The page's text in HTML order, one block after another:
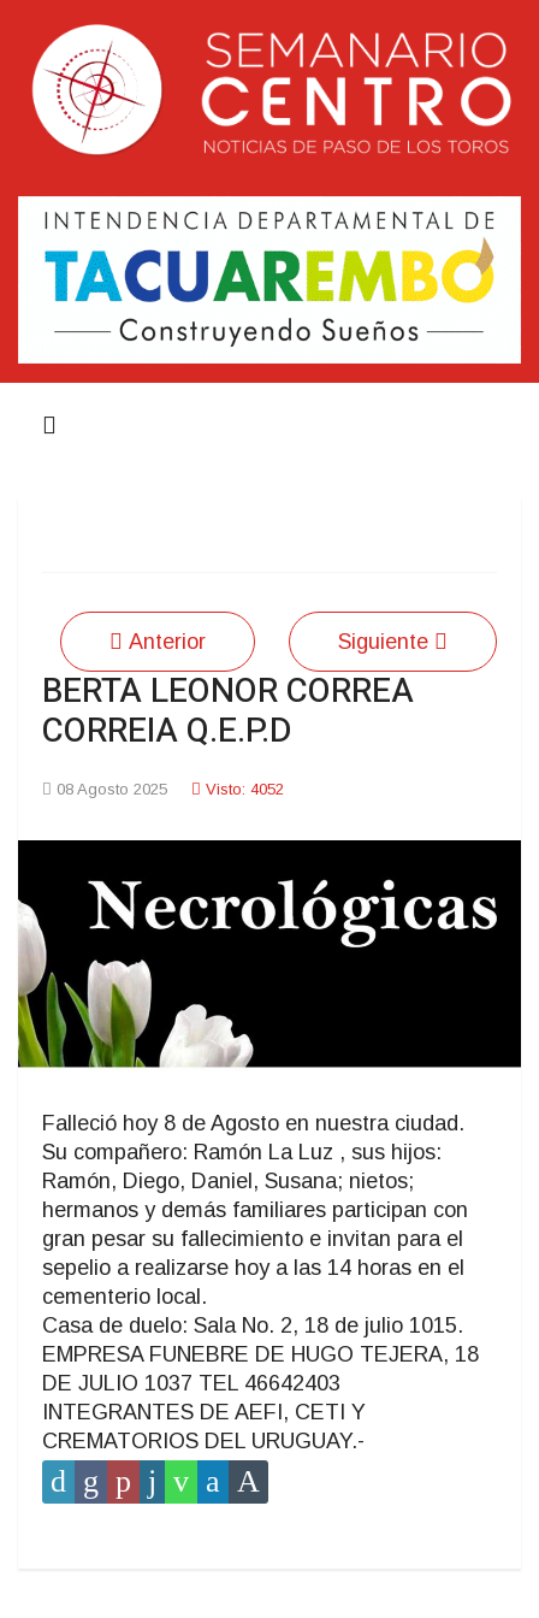
Anterior Siguiente
BERTA LEONOR CORREA
CORREIA Q.E.P.D
08 Agosto 2025 Visto: 4052
Falleció hoy 8 de Agosto en nuestra ciudad.
Su compañero: Ramón La Luz , sus hijos:
Ramón, Diego, Daniel, Susana; nietos;
hermanos y demás familiares participan con
gran pesar su fallecimiento e invitan para el
sepelio a realizarse hoy a las 14 horas en el
cementerio local.
Casa de duelo: Sala No. 2, 18 de julio 1015.
EMPRESA FUNEBRE DE HUGO TEJERA, 18
DE JULIO 1037 TEL 46642403
INTEGRANTES DE AEFI, CETI Y
CREMATORIOS DEL URUGUAY.-